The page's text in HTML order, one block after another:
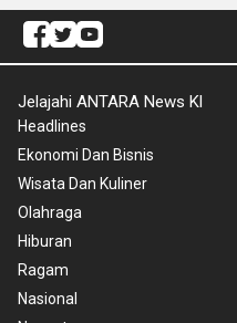
Jelajahi ANTARA News Kl
Headlines
Ekonomi Dan Bisnis
Wisata Dan Kuliner
Olahraga
Hiburan
Ragam
Nasional